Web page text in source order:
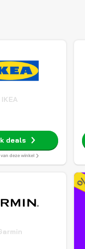
IKEA
deals
van deze winkel